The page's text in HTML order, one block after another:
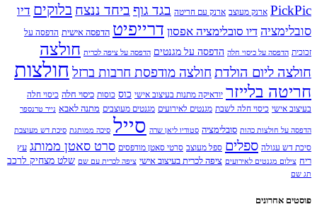
PickPic ארנק מעוצב ארנק עם חריטה בגד גוף ביחד ננצח בלוקים דיו
סובלימציה דיו סובלימציה אפסון דרייפיט הדפסה אישית הדפסה על
זכוכית הדפסה על כיסוי חלה הדפסה על מגנטים הדפסה על ציפה לכרית חולצה
חולצה ליום הולדת חולצה מודפסת חרבות ברזל חולצות
חריטה בלייזר יודאיקה מתנות בעיצוב אישי כוס כוסות כיסוי חלה כיסוי חלה
בעיצוב אישי כיסוי חלה לשבת מגנטים לאירועים מגנטים מעוצבים מתנה לאבא נייר טרנספר
הדפסה על חולצות כהות סובלימציה סטודיו ליאן שרה סייל סיכה ממותגת סיכת דש מעוצבת
סיכת דש עגולה ספלים ספל מעוצב סרטי סאטן מודפסים סרט סאטן ממותג עץ
ריח צילום מגנטים לאירועים ציפה לכרית בעיצוב אישי ציפה לכרית עם שם שלט מצחיק לרכב
תג שם
פוסטים אחרונים